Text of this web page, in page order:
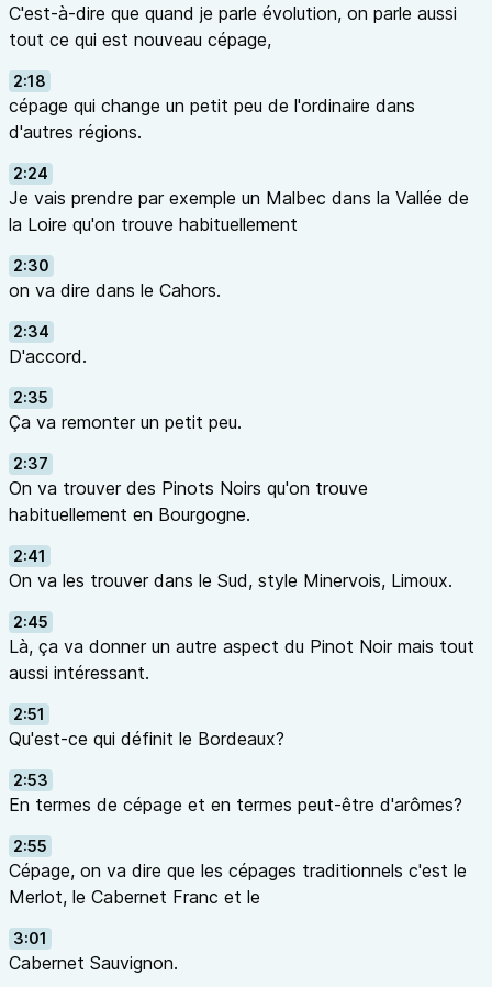
C'est-à-dire que quand je parle évolution, on parle aussi
tout ce qui est nouveau cépage,
2:18
cépage qui change un petit peu de l'ordinaire dans
d'autres régions.
2:24
Je vais prendre par exemple un Malbec dans la Vallée de
la Loire qu'on trouve habituellement
2:30
on va dire dans le Cahors.
2:34
D'accord.
2:35
Ça va remonter un petit peu.
2:37
On va trouver des Pinots Noirs qu'on trouve
habituellement en Bourgogne.
2:41
On va les trouver dans le Sud, style Minervois, Limoux.
2:45
Là, ça va donner un autre aspect du Pinot Noir mais tout
aussi intéressant.
2:51
Qu'est-ce qui définit le Bordeaux?
2:53
En termes de cépage et en termes peut-être d'arômes?
2:55
Cépage, on va dire que les cépages traditionnels c'est le
Merlot, le Cabernet Franc et le
3:01
Cabernet Sauvignon.